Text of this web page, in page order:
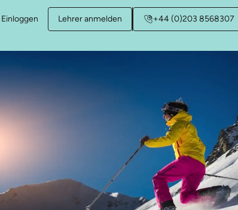
Einloggen Lehrer anmelden +44 (0)203 8568307